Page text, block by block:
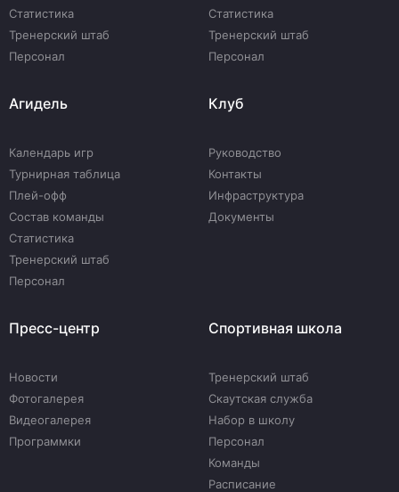
Статистика
Тренерский штаб
Персонал
Статистика
Тренерский штаб
Персонал
Агидель
Календарь игр
Турнирная таблица
Плей-офф
Состав команды
Статистика
Тренерский штаб
Персонал
Клуб
Руководство
Контакты
Инфраструктура
Документы
Пресс-центр
Новости
Фотогалерея
Видеогалерея
Программки
Спортивная школа
Тренерский штаб
Скаутская служба
Набор в школу
Персонал
Команды
Расписание